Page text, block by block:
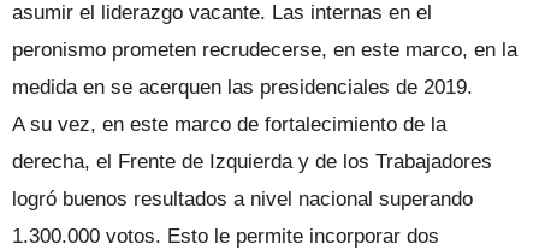
asumir el liderazgo vacante. Las internas en el
peronismo prometen recrudecerse, en este marco, en la
medida en se acerquen las presidenciales de 2019.
A su vez, en este marco de fortalecimiento de la
derecha, el Frente de Izquierda y de los Trabajadores
logró buenos resultados a nivel nacional superando
1.300.000 votos. Esto le permite incorporar dos